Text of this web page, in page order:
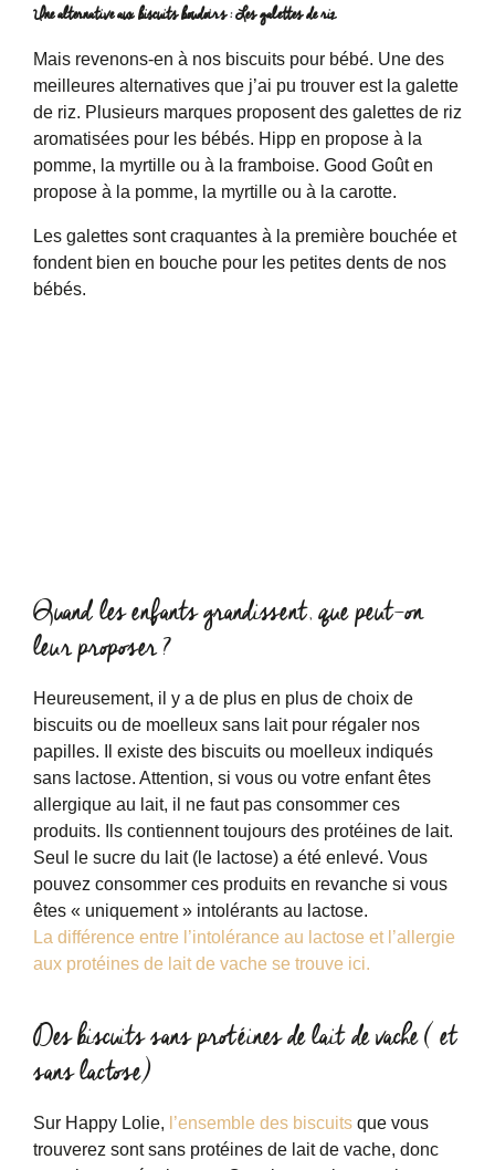
Une alternative aux biscuits boudoirs : Les galettes de riz
Mais revenons-en à nos biscuits pour bébé. Une des
meilleures alternatives que j’ai pu trouver est la galette
de riz. Plusieurs marques proposent des galettes de riz
aromatisées pour les bébés. Hipp en propose à la
pomme, la myrtille ou à la framboise. Good Goût en
propose à la pomme, la myrtille ou à la carotte.
Les galettes sont craquantes à la première bouchée et
fondent bien en bouche pour les petites dents de nos
bébés.
Quand les enfants grandissent, que peut-on
leur proposer ?
Heureusement, il y a de plus en plus de choix de
biscuits ou de moelleux sans lait pour régaler nos
papilles. Il existe des biscuits ou moelleux indiqués
sans lactose. Attention, si vous ou votre enfant êtes
allergique au lait, il ne faut pas consommer ces
produits. Ils contiennent toujours des protéines de lait.
Seul le sucre du lait (le lactose) a été enlevé. Vous
pouvez consommer ces produits en revanche si vous
êtes « uniquement » intolérants au lactose.
La différence entre l’intolérance au lactose et l’allergie
aux protéines de lait de vache se trouve ici.
Des biscuits sans protéines de lait de vache ( et
sans lactose)
Sur Happy Lolie, l’ensemble des biscuits que vous
trouverez sont sans protéines de lait de vache, donc